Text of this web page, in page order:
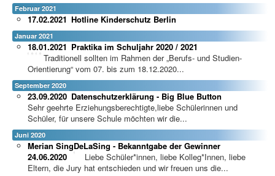
Februar 2021
Hotline Kinderschutz Berlin
17.02.2021
Januar 2021
Praktika im Schuljahr 2020 / 2021
18.01.2021
Traditionell sollten im Rahmen der „Berufs- und Studien-
Orientierung“ vom 07. bis zum 18.12.2020...
September 2020
Datenschutzerklärung - Big Blue Button
23.09.2020
Sehr geehrte Erziehungsberechtigte,liebe Schülerinnen und
Schüler, für unsere Schule möchten wir die...
Juni 2020
Merian SingDeLaSing - Bekanntgabe der Gewinner
24.06.2020
Liebe Schüler*innen, liebe Kolleg*Innen, liebe
Eltern, die Jury hat entschieden und wir freuen uns die...